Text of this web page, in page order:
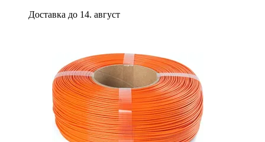
Доставка до 14. август